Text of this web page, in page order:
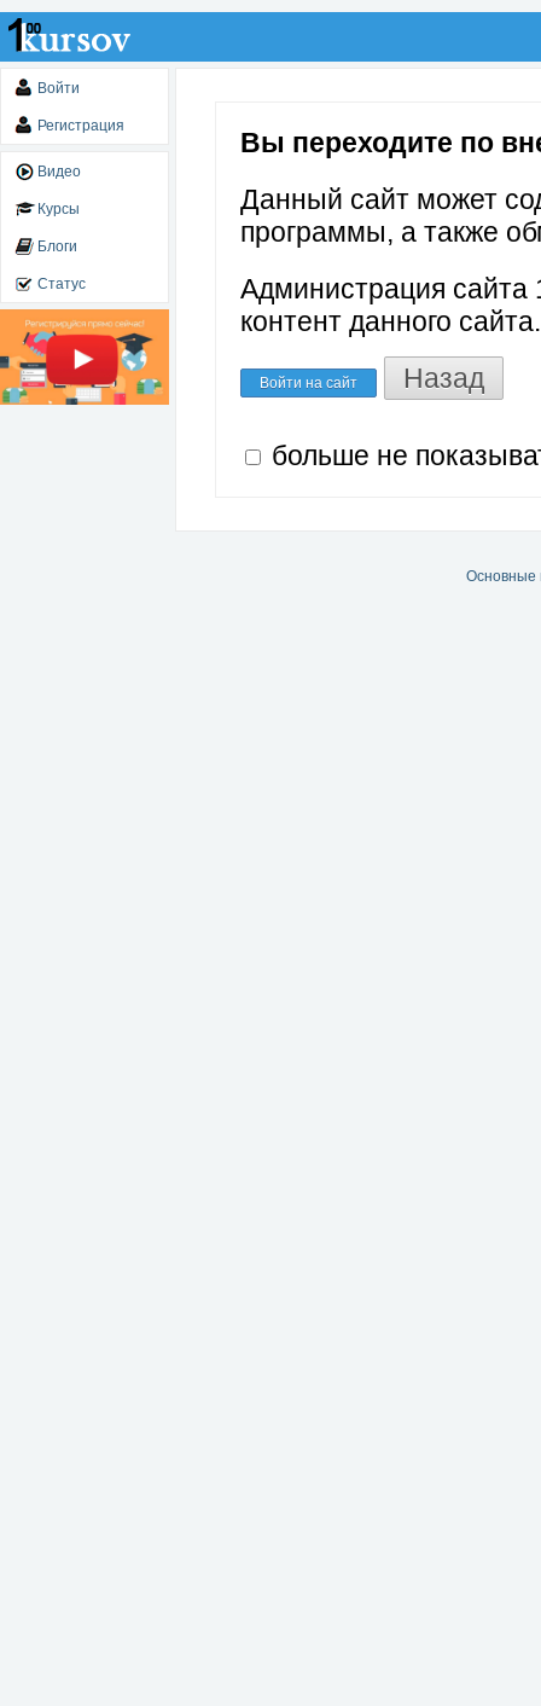
Войти
Регистрация
Видео
Курсы
Блоги
Статус
Вы переходите по
Данный сайт может
программы, а также
Администрация сайта
контент данного сайта.
Войти на сайт Назад
больше не
Основные